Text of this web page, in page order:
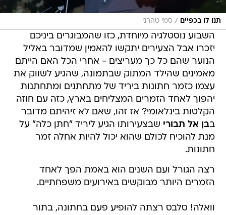
תנו לו בכפיים / סמי טהרני
השבוע נוסטלגיה מיוחדת, כזו שהמבוגרים ביניכם
יזכרו אבל הצעירים יתקשו להאמין שמדובר באליל
הנוער שהם כל כך מעריצים - אחרי הכל האם הייתם
מאמינים שהילד המתוק שבתמונה, שהגיע לשווק את
עצמו כזמר חתונות ביריד של מתחתנים ומתחתנות
יהפוך לאחד הזמרים המצליחים בארץ, כזה עם חוזה
הקלטות בינלאומי? אז זהו, שאם לא זיהיתם מדובר
בבן אל תבורי שבצעירותו הגיע ליריד "חתן כלה" על
מנת להוכיח לכולם שהוא יכול להיות אחלה זמר
חתונות.
רצה הגורל ועם השנים הוא באמת הפך לאחד
הזמרים היותר מבוקשים באירועים משפחתיים.
וואלה! סלבס רצתה להופיע פעם בחתונה, בתור